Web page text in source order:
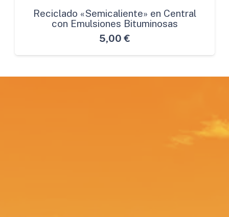
Reciclado «Semicaliente» en Central
con Emulsiones Bituminosas
5,00 €